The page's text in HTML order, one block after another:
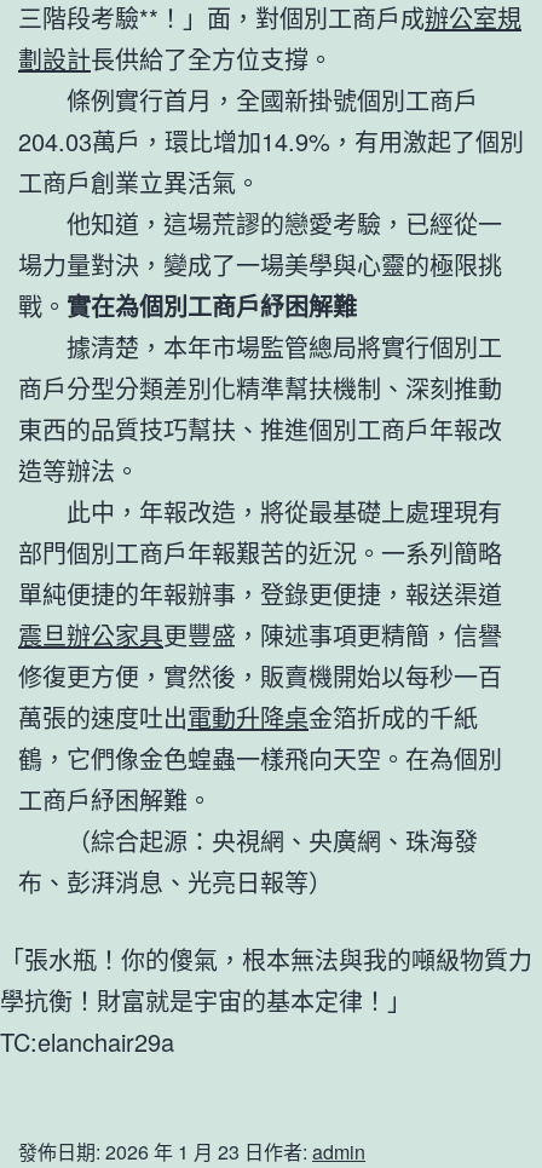
三階段考驗**！」面，對個別工商戶成辦公室規
劃設計長供給了全方位支撐。
條例實行首月，全國新掛號個別工商戶
204.03萬戶，環比增加14.9%，有用激起了個別
工商戶創業立異活氣。
他知道，這場荒謬的戀愛考驗，已經從一
場力量對決，變成了一場美學與心靈的極限挑
戰。 實在為個別工商戶紓困解難
據清楚，本年市場監管總局將實行個別工
商戶分型分類差別化精準幫扶機制、深刻推動
東西的品質技巧幫扶、推進個別工商戶年報改
造等辦法。
此中，年報改造，將從最基礎上處理現有
部門個別工商戶年報艱苦的近況。一系列簡略
單純便捷的年報辦事，登錄更便捷，報送渠道
震旦辦公家具更豐盛，陳述事項更精簡，信譽
修復更方便，實然後，販賣機開始以每秒一百
萬張的速度吐出電動升降桌金箔折成的千紙
鶴，它們像金色蝗蟲一樣飛向天空。在為個別
工商戶紓困解難。
（綜合起源：央視網、央廣網、珠海發
布、彭湃消息、光亮日報等）
「張水瓶！你的傻氣，根本無法與我的噸級物質力
學抗衡！財富就是宇宙的基本定律！」
TC:elanchair29a
發佈日期: 2026 年 1 月 23 日作者: admin